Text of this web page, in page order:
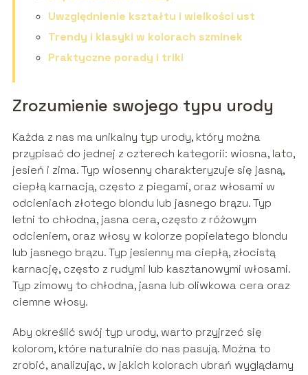
Uwzględnienie kształtu i wielkości ust
Trendy i klasyki w kolorach szminek
Praktyczne porady i triki
Zrozumienie swojego typu urody
Każda z nas ma unikalny typ urody, który można
przypisać do jednej z czterech kategorii: wiosna, lato,
jesień i zima. Typ wiosenny charakteryzuje się jasną,
ciepłą karnacją, często z piegami, oraz włosami w
odcieniach złotego blondu lub jasnego brązu. Typ
letni to chłodna, jasna cera, często z różowym
odcieniem, oraz włosy w kolorze popielatego blondu
lub jasnego brązu. Typ jesienny ma ciepłą, złocistą
karnację, często z rudymi lub kasztanowymi włosami.
Typ zimowy to chłodna, jasna lub oliwkowa cera oraz
ciemne włosy.
Aby określić swój typ urody, warto przyjrzeć się
kolorom, które naturalnie do nas pasują. Można to
zrobić, analizując, w jakich kolorach ubrań wyglądamy